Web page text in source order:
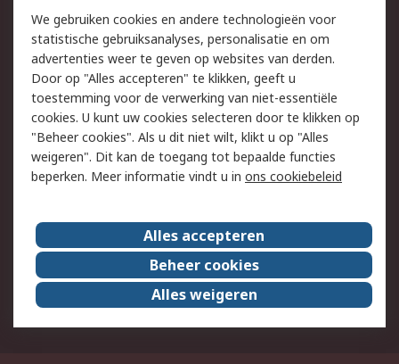
Track & Trace
Wettelijk
Cookiebeleid
Email veiligheid
Privacybeleid -
Bijgewerkt
Websitevoorwaarden
Algemene
verkoopvoorwaarden
Over RS
RS Group
Over ons
RS wereldwijd
Werken bij RS
ESG
We gebruiken cookies en andere technologieën voor
statistische gebruiksanalyses, personalisatie en om
advertenties weer te geven op websites van derden.
Door op "Alles accepteren" te klikken, geeft u
toestemming voor de verwerking van niet-essentiële
cookies. U kunt uw cookies selecteren door te klikken op
"Beheer cookies". Als u dit niet wilt, klikt u op "Alles
weigeren". Dit kan de toegang tot bepaalde functies
beperken. Meer informatie vindt u in ons cookiebeleid
Alles accepteren
Beheer cookies
Alles weigeren